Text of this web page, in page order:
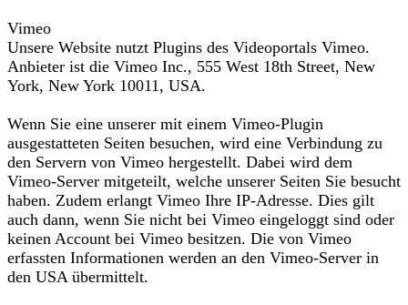
Vimeo
Unsere Website nutzt Plugins des Videoportals Vimeo.
Anbieter ist die Vimeo Inc., 555 West 18th Street, New
York, New York 10011, USA.
Wenn Sie eine unserer mit einem Vimeo-Plugin
ausgestatteten Seiten besuchen, wird eine Verbindung zu
den Servern von Vimeo hergestellt. Dabei wird dem
Vimeo-Server mitgeteilt, welche unserer Seiten Sie besucht
haben. Zudem erlangt Vimeo Ihre IP-Adresse. Dies gilt
auch dann, wenn Sie nicht bei Vimeo eingeloggt sind oder
keinen Account bei Vimeo besitzen. Die von Vimeo
erfassten Informationen werden an den Vimeo-Server in
den USA übermittelt.